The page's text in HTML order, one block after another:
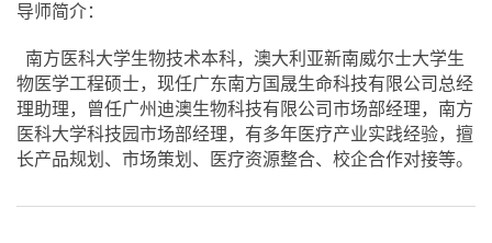
导师简介：
南方医科大学生物技术本科，澳大利亚新南威尔士大学生
物医学工程硕士，现任广东南方国晟生命科技有限公司总经
理助理，曾任广州迪澳生物科技有限公司市场部经理，南方
医科大学科技园市场部经理，有多年医疗产业实践经验，擅
长产品规划、市场策划、医疗资源整合、校企合作对接等。